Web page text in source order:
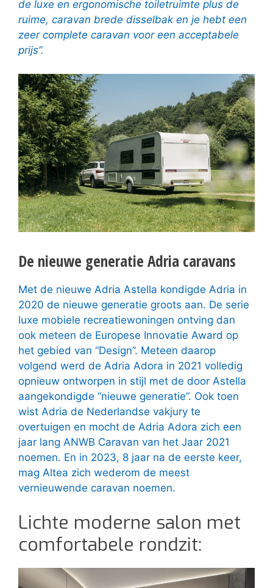
de luxe en ergonomische toiletruimte plus de
ruime, caravan brede disselbak en je hebt een
zeer complete caravan voor een acceptabele
prijs”.
De nieuwe generatie Adria caravans
Met de nieuwe Adria Astella kondigde Adria in
2020 de nieuwe generatie groots aan. De serie
luxe mobiele recreatiewoningen ontving dan
ook meteen de Europese Innovatie Award op
het gebied van “Design”. Meteen daarop
volgend werd de Adria Adora in 2021 volledig
opnieuw ontworpen in stijl met de door Astella
aangekondigde “nieuwe generatie”. Ook toen
wist Adria de Nederlandse vakjury te
overtuigen en mocht de Adria Adora zich een
jaar lang ANWB Caravan van het Jaar 2021
noemen. En in 2023, 8 jaar na de eerste keer,
mag Altea zich wederom de meest
vernieuwende caravan noemen.
Lichte moderne salon met
comfortabele rondzit: